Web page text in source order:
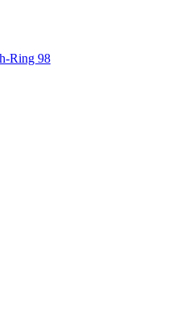
Ring 98